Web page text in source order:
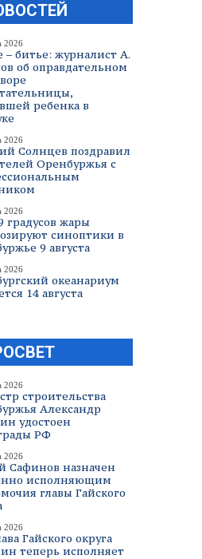
2026
– битье: журналист А.
об оправдательном
ребенка в
2026
Солнцев поздравил
Оренбуржья с
2026
градусов жары
синоптики в
9 августа
2026
океанариум
14 августа
2026
строительства
Александр
удостоен
РФ
2026
Сафинов назначен
исполняющим
главы Гайского
2026
Гайского округа
теперь исполняет